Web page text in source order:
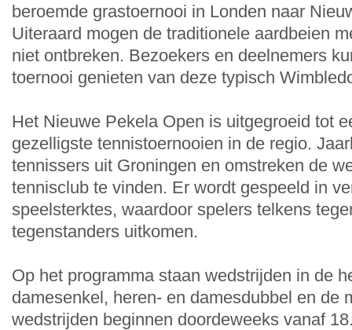
beroemde grastoernooi in Londen naar
Uiteraard mogen de traditionele aardbeien
niet ontbreken. Bezoekers en deelnemers
toernooi genieten van deze typisch
Het Nieuwe Pekela Open is uitgegroeid tot
gezelligste tennistoernooien in de regio.
tennissers uit Groningen en omstreken de
tennisclub te vinden. Er wordt gespeeld in
speelsterktes, waardoor spelers telkens
tegenstanders uitkomen.
Op het programma staan wedstrijden in de
damesenkel, heren- en damesdubbel en de
wedstrijden beginnen doordeweeks vanaf